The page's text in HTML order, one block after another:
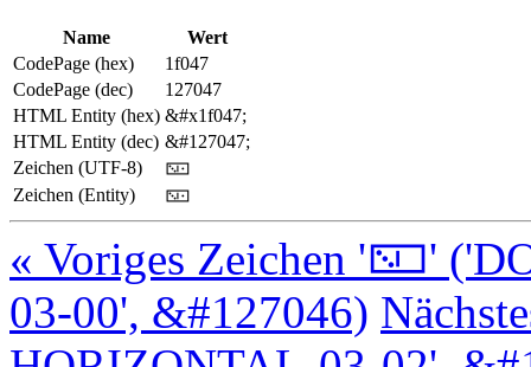
Name
Wert
CodePage (hex)
1f047
CodePage (dec)
127047
HTML Entity (hex) &#x1f047;
HTML Entity (dec) &#127047;
Zeichen (UTF-8)
🁇
Zeichen (Entity)
🁇
« Voriges Zeichen '🁆'
03-00', &#127046)